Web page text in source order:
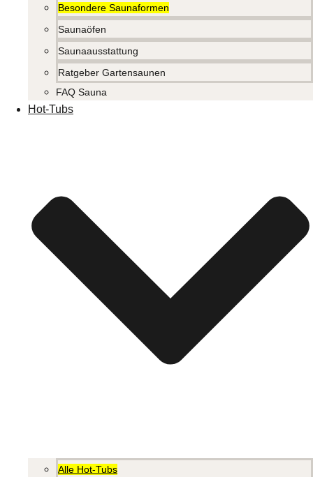
Besondere Saunaformen
Saunaöfen
Saunaausstattung
Ratgeber Gartensaunen
FAQ Sauna
Hot-Tubs
Alle Hot-Tubs